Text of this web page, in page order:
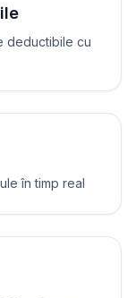
deductibile cu
în timp real